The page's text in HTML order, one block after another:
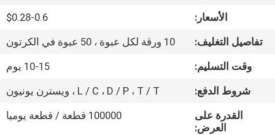
المعمل
الجودة
الأسعار:
$0.28-0.6
تفاصيل التغليف:
10 ورقة لكل عبوة ، 50 عبوة في الكرتون
وقت التسليم:
10-15 يوم
شروط الدفع:
L / C ، D / P ، T / T ، ويسترن يونيون
القدرة على
العرض:
100000 قطعة / قطعة يوميا